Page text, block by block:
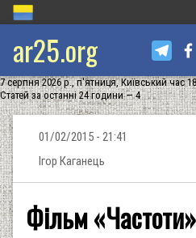
ar25.org
7 серпня 2026 р., п'ятниця, Київський час
Статей за останні 24 години — 4
01/02/2015 - 21:41
Ігор Каганець
Фільм